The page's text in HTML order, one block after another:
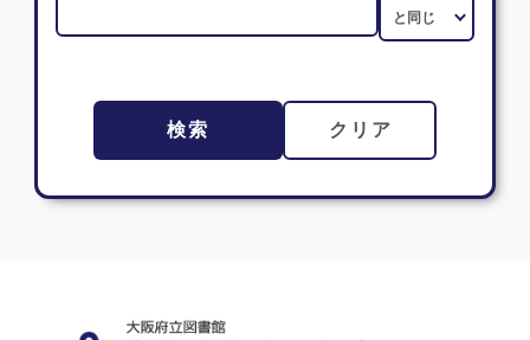
検索 クリア